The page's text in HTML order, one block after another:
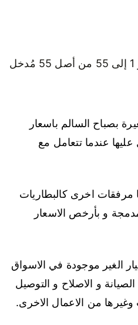
بصباح السالم باسعار
عندما تتعامل مع
مرفقات اخرى كالبطاريات
و بأرخص الاسعار
الغير موجودة في الاسواق
و الاصلاح و التوصيل
من الاعمال الاخرى.